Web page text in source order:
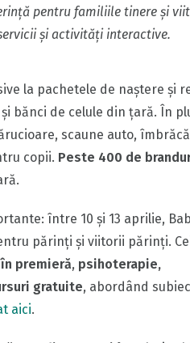
pentru familiile tinere și
și activități interactive.
la pachetele de naștere și
bănci de celule din țară. În
scaune auto,
copii. Peste 400 de
între 10 şi 13 aprilie,
părinți și viitorii părinți.
în premieră, psihoterapie,
gratuite, abordând
aici.